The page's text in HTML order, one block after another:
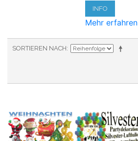
INFO
Mehr erfahren
SORTIEREN NACH